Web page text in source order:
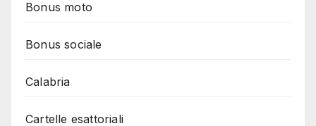
Bonus moto
Bonus sociale
Calabria
Cartelle esattoriali